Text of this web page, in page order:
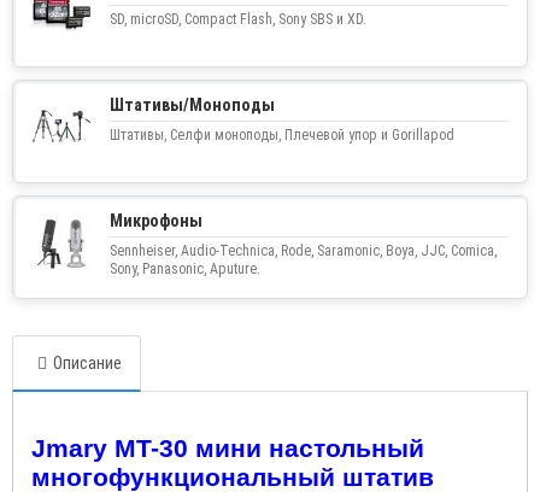
SD, microSD, Compact Flash, Sony SBS и XD.
Штативы/Моноподы
Штативы, Селфи моноподы, Плечевой упор и Gorillapod
Микрофоны
Sennheiser, Audio-Technica, Rode, Saramonic, Boya, JJC, Comica,
Sony, Panasonic, Aputure.
Описание
Jmary MT-30 мини настольный
многофункциональный штатив